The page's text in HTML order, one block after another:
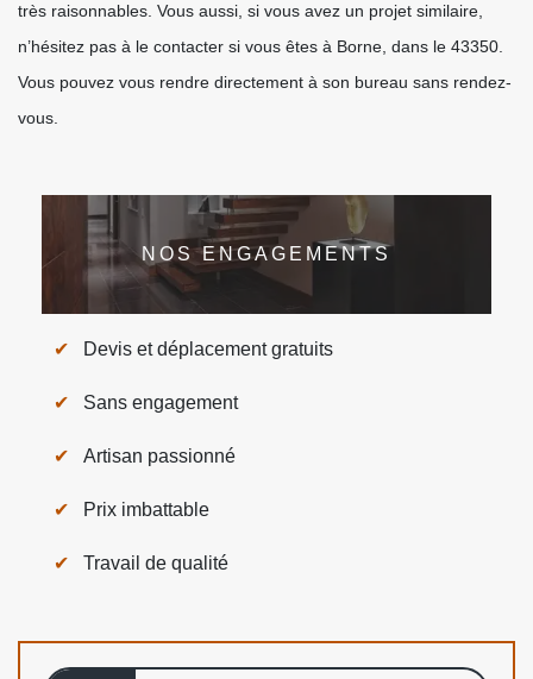
très raisonnables. Vous aussi, si vous avez un projet similaire,
n’hésitez pas à le contacter si vous êtes à Borne, dans le 43350.
Vous pouvez vous rendre directement à son bureau sans rendez-
vous.
NOS ENGAGEMENTS
Devis et déplacement gratuits
Sans engagement
Artisan passionné
Prix imbattable
Travail de qualité